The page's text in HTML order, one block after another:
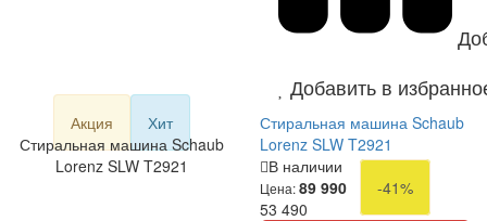
Добавить в
Акция
Хит
Стиральная машина Schaub
Lorenz SLW T2921
Стиральная машина Schaub
Lorenz SLW T2921
В наличии
Цена:89 990
-41%
53 490